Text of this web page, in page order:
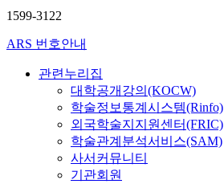
1599-3122
ARS 번호안내
관련누리집
대학공개강의(KOCW)
학술정보통계시스템(Rinfo)
외국학술지지원센터(FRIC)
학술관계분석서비스(SAM)
사서커뮤니티
기관회원